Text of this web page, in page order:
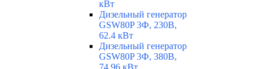
кВт
Дизельный генератор
GSW80P 3Ф, 230В,
62.4 кВт
Дизельный генератор
GSW80P 3Ф, 380В,